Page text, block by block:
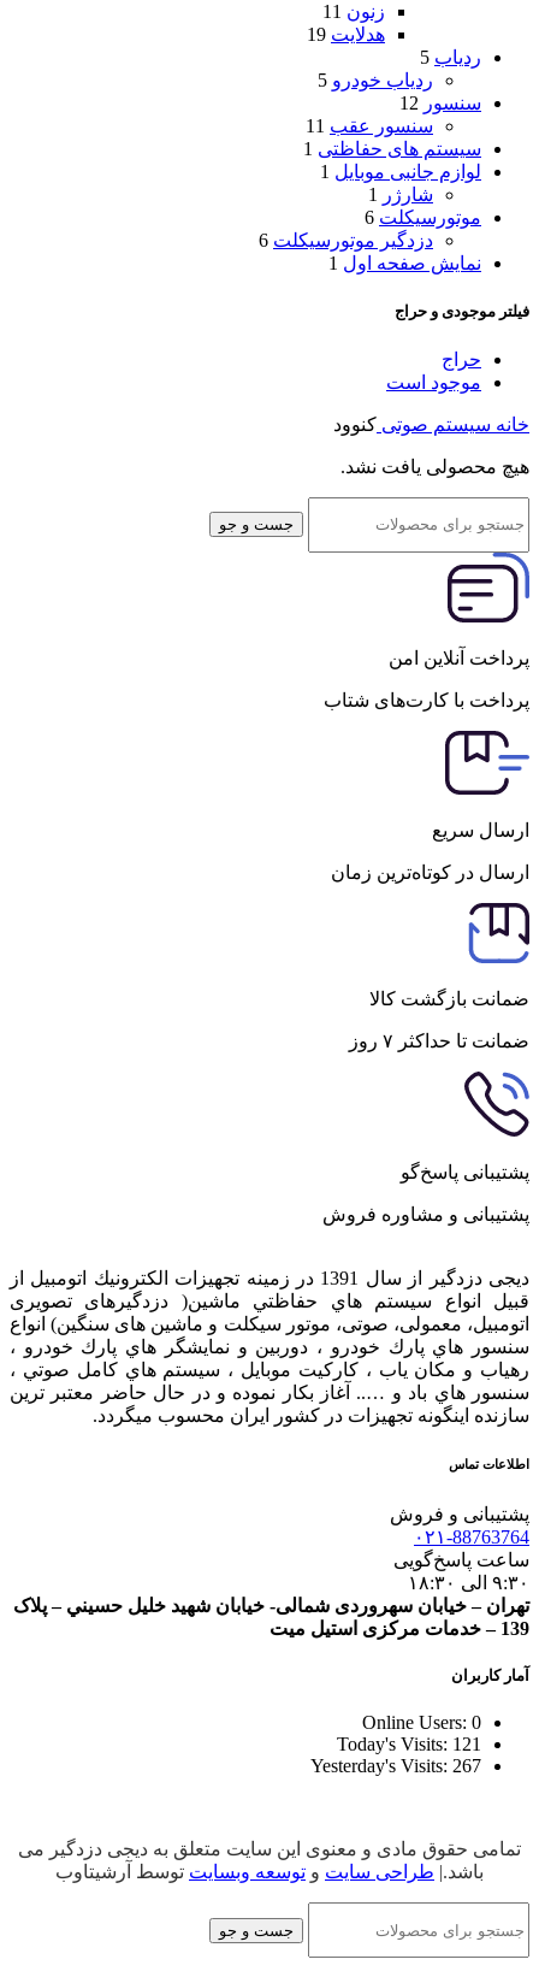
زنون 11
هدلایت 19
ردیاب 5
ردیاب خودرو 5
سنسور 12
سنسور عقب 11
سیستم های حفاظتی 1
لوازم جانبی موبایل 1
شارژر
1
موتورسیکلت 6
دزدگیر موتورسیکلت 6
نمایش صفحه اول 1
فیلتر موجودی و حراج
حراج
موجود است
خانه سیستم صوتی کنوود
هیچ محصولی یافت نشد.
جست و جو
پرداخت آنلاین امن
پرداخت با کارت‌های شتاب
ارسال سریع
ارسال در کوتاه‌ترین زمان
ضمانت بازگشت کالا
ضمانت تا حداکثر ۷ روز
پشتیبانی پاسخ‌گو
پشتیبانی و مشاوره فروش
دیجی دزدگیر از سال 1391 در زمينه تجهيزات الكترونيك اتومبیل از
قبيل انواع سيستم هاي حفاظتي ماشین( دزدگيرهای تصویری
اتومبیل، معمولی، صوتی، موتور سیکلت و ماشین های سنگین) انواع
سنسور هاي پارك خودرو ، دوربين و نمايشگر هاي پارك خودرو ،
رهياب و مكان ياب ، كاركيت موبايل ، سيستم هاي كامل صوتي ،
سنسور هاي باد و ….. آغاز بكار نموده و در حال حاضر معتبر ترين
سازنده اينگونه تجهيزات در كشور ایران محسوب ميگردد.
اطلاعات تماس
پشتیبانی و فروش
۰۲۱-88763764
ساعت پاسخ‌گویی
۹:۳۰ الی ۱۸:۳۰
تهران – خيابان سهروردی شمالی- خيابان شهيد خليل حسيني – پلاک
139 – خدمات مرکزی استیل میت
آمار کاربران
Online Users: 0
Today's Visits: 121
Yesterday's Visits: 267
تمامی حقوق مادی و معنوی این سایت متعلق به دیجی دزدگیر می
باشد.| طراحی سایت و توسعه وبسایت توسط آرشیتاوب
جست و جو